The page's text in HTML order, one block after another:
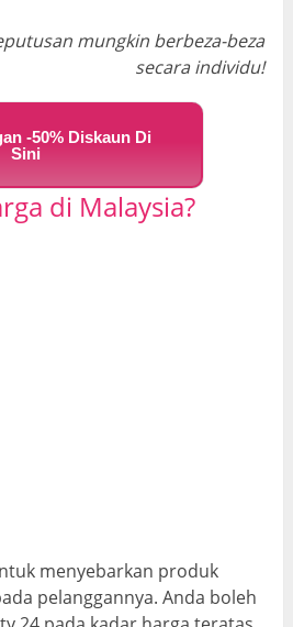
mungkin berbeza-beza
secara individu!
-50% Diskaun Di
Sini
di Malaysia?
menyebarkan produk
pelanggannya. Anda boleh